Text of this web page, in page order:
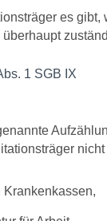
es
1 SGB IX